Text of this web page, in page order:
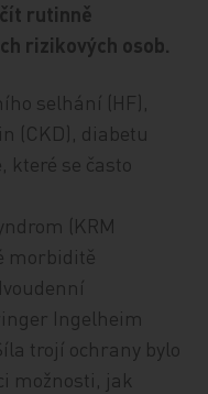
rutinně
rizikových osob.
selhání (HF),
(CKD), diabetu
které se často
(KRM
morbiditě
Ingelheim
trojí ochrany bylo
možnosti, jak